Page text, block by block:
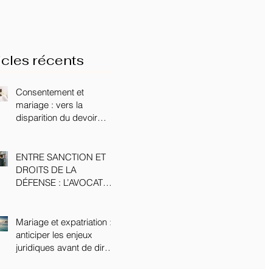
récents
Consentement et
mariage : vers la
disparition du devoir
ENTRE SANCTION ET
DROITS DE LA
DÉFENSE : L’AVOCAT
SECONDAIRE
Mariage et expatriation :
anticiper les enjeux
juridiques avant de dire «